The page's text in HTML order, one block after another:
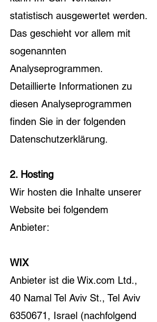
statistisch ausgewertet werden.
Das geschieht vor allem mit
sogenannten
Analyseprogrammen.
Detaillierte Informationen zu
diesen Analyseprogrammen
finden Sie in der folgenden
Datenschutzerklärung.
2. Hosting
Wir hosten die Inhalte unserer
Website bei folgendem
Anbieter:
WIX
Anbieter ist die Wix.com Ltd.,
40 Namal Tel Aviv St., Tel Aviv
6350671, Israel (nachfolgend